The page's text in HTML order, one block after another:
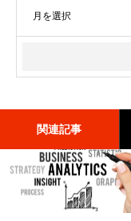
関連記事